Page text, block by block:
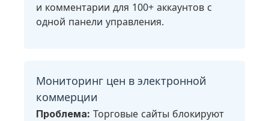
и комментарии для 100+ аккаунтов с
одной панели управления.
Мониторинг цен в электронной
коммерции
Проблема: Торговые сайты блокируют